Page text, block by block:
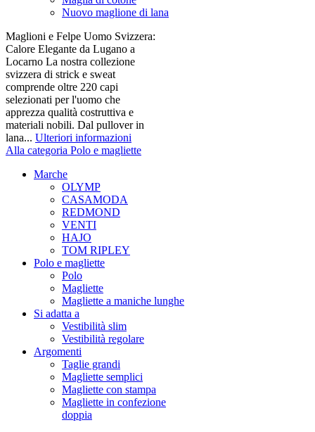
Nuovo maglione di lana
Maglioni e Felpe Uomo Svizzera:
Calore Elegante da Lugano a
Locarno La nostra collezione
svizzera di strick e sweat
comprende oltre 220 capi
selezionati per l'uomo che
apprezza qualità costruttiva e
materiali nobili. Dal pullover in
lana... Ulteriori informazioni
Alla categoria Polo e magliette
Marche
OLYMP
CASAMODA
REDMOND
VENTI
HAJO
TOM RIPLEY
Polo e magliette
Polo
Magliette
Magliette a maniche lunghe
Si adatta a
Vestibilità slim
Vestibilità regolare
Argomenti
Taglie grandi
Magliette semplici
Magliette con stampa
Magliette in confezione
doppia